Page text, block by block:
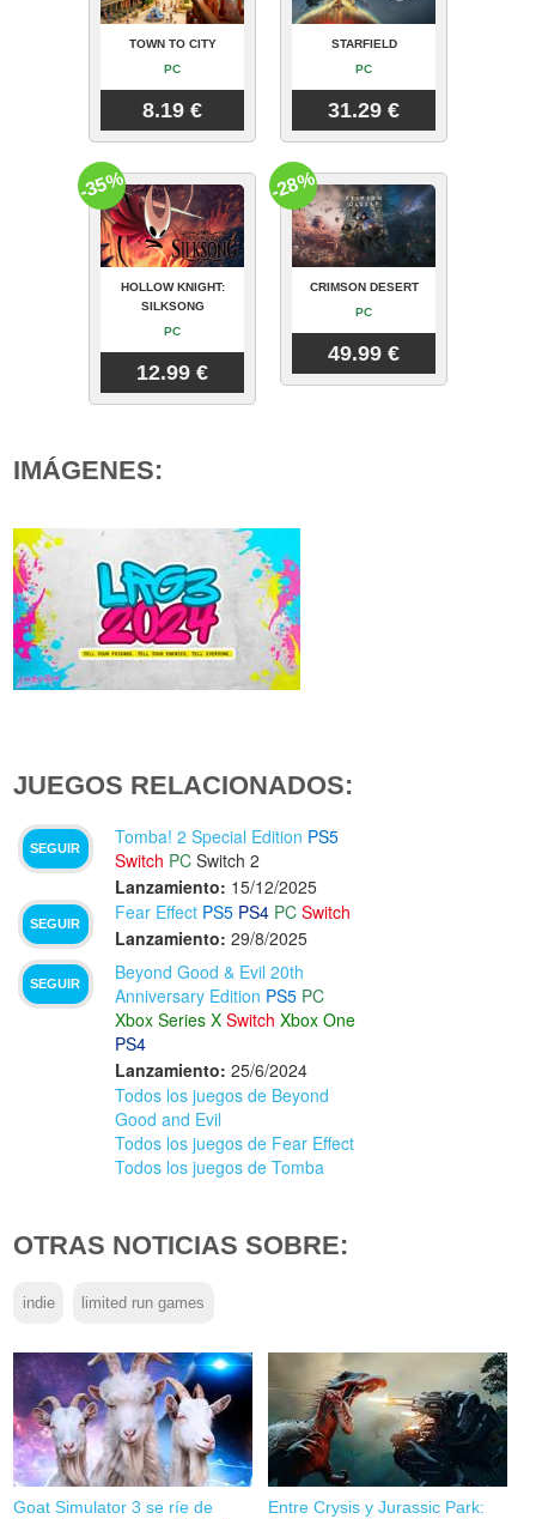
TOWN TO CITY
PC
8.19 €
STARFIELD
PC
31.29 €
HOLLOW KNIGHT:
SILKSONG
PC
12.99 €
-35%
CRIMSON DESERT
PC
49.99 €
-28%
IMÁGENES:
JUEGOS RELACIONADOS:
SEGUIR
Tomba! 2 Special Edition PS5
Switch PC Switch 2
Lanzamiento: 15/12/2025
SEGUIR
Fear Effect PS5 PS4 PC Switch
Lanzamiento: 29/8/2025
SEGUIR
Beyond Good & Evil 20th
Anniversary Edition PS5 PC
Xbox Series X Switch Xbox One
PS4
Lanzamiento: 25/6/2024
Todos los juegos de Beyond
Good and Evil
Todos los juegos de Fear Effect
Todos los juegos de Tomba
OTRAS NOTICIAS SOBRE:
indie limited run games
Goat Simulator 3 se ríe de
Entre Crysis y Jurassic Park: